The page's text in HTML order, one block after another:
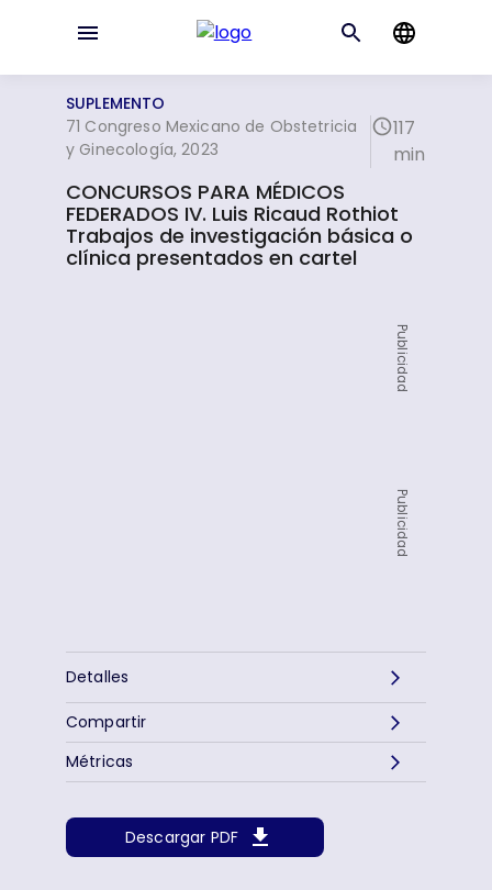
SUPLEMENTO
71 Congreso Mexicano de Obstetricia
y Ginecología, 2023
117
min
CONCURSOS PARA MÉDICOS
FEDERADOS IV. Luis Ricaud Rothiot
Trabajos de investigación básica o
clínica presentados en cartel
Publicidad
Publicidad
Detalles
Descargar PDF
Métricas
Compartir